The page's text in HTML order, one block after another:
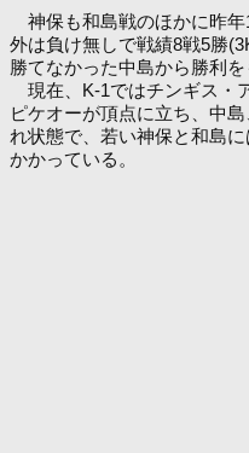
神保も和島戦のほかに昨年
外は負け無しで戦績8戦5勝
勝てなかった中島から勝利を
現在、K-1ではチンギス・
ピケオーが頂点に立ち、中
れ状態で、若い神保と和島
かかっている。